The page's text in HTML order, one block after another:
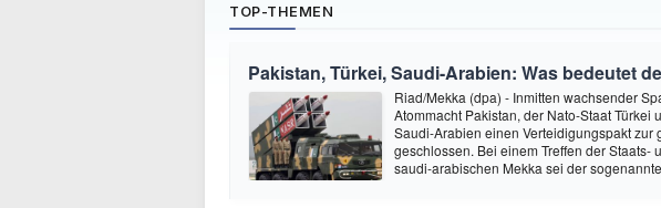
TOP-THEMEN
Pakistan, Türkei, Saudi-Arabien: Was bedeutet
Riad/Mekka (dpa) - Inmitten wachsender
Atommacht Pakistan, der Nato-Staat
Saudi-Arabien einen Verteidigungspakt zur
geschlossen. Bei einem Treffen der
saudi-arabischen Mekka sei der